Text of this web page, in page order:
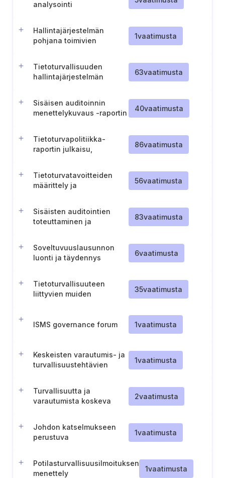
analysointi
Hallintajärjestelmän
pohjana toimivien
1vaatimusta
Tietoturvallisuuden
hallintajärjestelmän
63vaatimusta
Sisäisen auditoinnin
menettelykuvaus -raportin
40vaatimusta
Tietoturvapolitiikka-
raportin julkaisu,
86vaatimusta
Tietoturvatavoitteiden
määrittely ja
56vaatimusta
Sisäisten auditointien
toteuttaminen ja
83vaatimusta
Soveltuvuuslausunnon
luonti ja täydennys
6vaatimusta
Tietoturvallisuuteen
liittyvien muiden
dokumentointi ja hallinta
35vaatimusta
ISMS governance forum 1vaatimusta
Keskeisten varautumis- ja
turvallisuustehtävien
1vaatimusta
Turvallisuutta ja
varautumista koskeva
2vaatimusta
Johdon katselmukseen
perustuva
1vaatimusta
Potilasturvallisuusilmoituksen
menettely
1vaatimusta